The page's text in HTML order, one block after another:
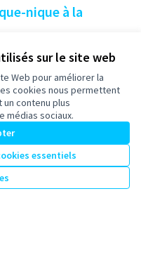
sur le site web
Web pour améliorer la
cookies nous permettent
contenu plus
médias sociaux.
essentiels
nique à la
3 000 €
de la rue des Juifs
urbain Sélectionné
2 400 €